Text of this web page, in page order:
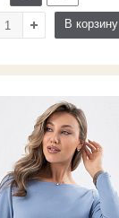
В корзину